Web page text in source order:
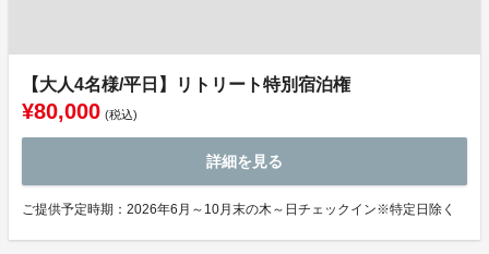
【大人4名様/平日】リトリート特別宿泊権
¥80,000 (税込)
詳細を見る
ご提供予定時期：2026年6月～10月末の木～日チェックイン※特定日除く